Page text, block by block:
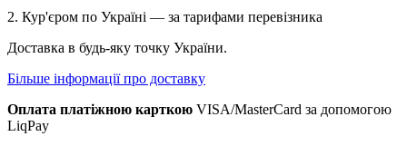
2. Кур'єром по Україні — за тарифами перевізника
Доставка в будь-яку точку України.
Більше інформації про доставку
Оплата платіжною карткою VISA/MasterCard за допомогою
LiqPay